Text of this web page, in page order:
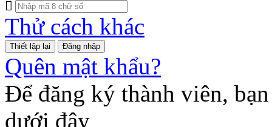
Thử cách khác
Đăng nhập
Quên mật khẩu?
Để đăng ký thành viên,
dưới đây